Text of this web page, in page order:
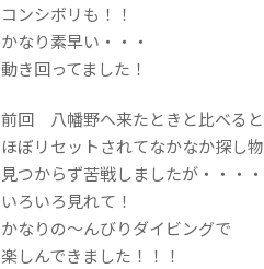
コンシボリも！！
かなり素早い・・・
動き回ってました！
前回 八幡野へ来たときと比べると
ほぼリセットされてなかなか探し物
見つからず苦戦しましたが・・・・
いろいろ見れて！
かなりの～んびりダイビングで
楽しんできました！！！